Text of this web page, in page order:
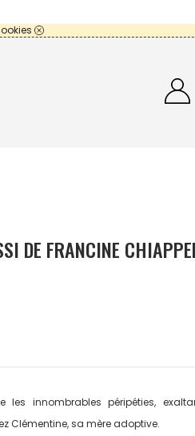
DE FRANCINE
innombrables péripéties,
Clémentine, sa mère adoptive.